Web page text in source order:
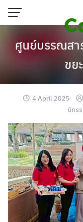
Skip
ศูนย์บรรณสา
ขย
4 April 2025
นิทร